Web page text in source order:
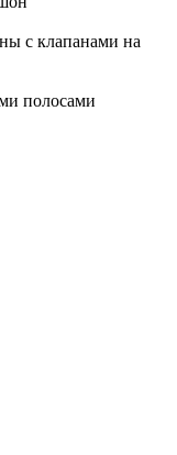
с клапанами на
полосами